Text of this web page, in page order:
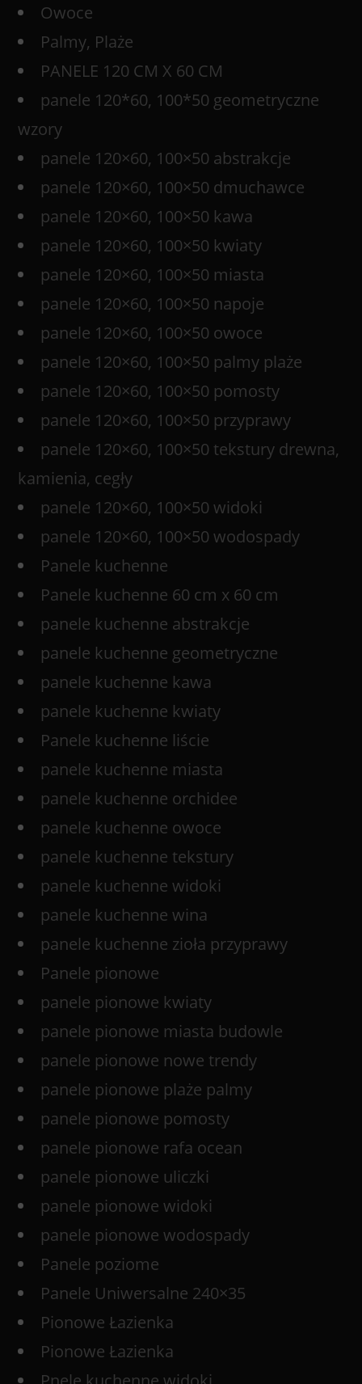
Owoce
Palmy, Plaże
PANELE 120 CM X 60 CM
panele 120*60, 100*50 geometryczne
wzory
panele 120×60, 100×50 abstrakcje
panele 120×60, 100×50 dmuchawce
panele 120×60, 100×50 kawa
panele 120×60, 100×50 kwiaty
panele 120×60, 100×50 miasta
panele 120×60, 100×50 napoje
panele 120×60, 100×50 owoce
panele 120×60, 100×50 palmy plaże
panele 120×60, 100×50 pomosty
panele 120×60, 100×50 przyprawy
panele 120×60, 100×50 tekstury drewna,
kamienia, cegły
panele 120×60, 100×50 widoki
panele 120×60, 100×50 wodospady
Panele kuchenne
Panele kuchenne 60 cm x 60 cm
panele kuchenne abstrakcje
panele kuchenne geometryczne
panele kuchenne kawa
panele kuchenne kwiaty
Panele kuchenne liście
panele kuchenne miasta
panele kuchenne orchidee
panele kuchenne owoce
panele kuchenne tekstury
panele kuchenne widoki
panele kuchenne wina
panele kuchenne zioła przyprawy
Panele pionowe
panele pionowe kwiaty
panele pionowe miasta budowle
panele pionowe nowe trendy
panele pionowe plaże palmy
panele pionowe pomosty
panele pionowe rafa ocean
panele pionowe uliczki
panele pionowe widoki
panele pionowe wodospady
Panele poziome
Panele Uniwersalne 240×35
Pionowe Łazienka
Pionowe Łazienka